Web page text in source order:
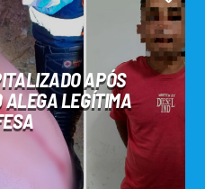
APÓS
ALEGA LEGÍTIMA